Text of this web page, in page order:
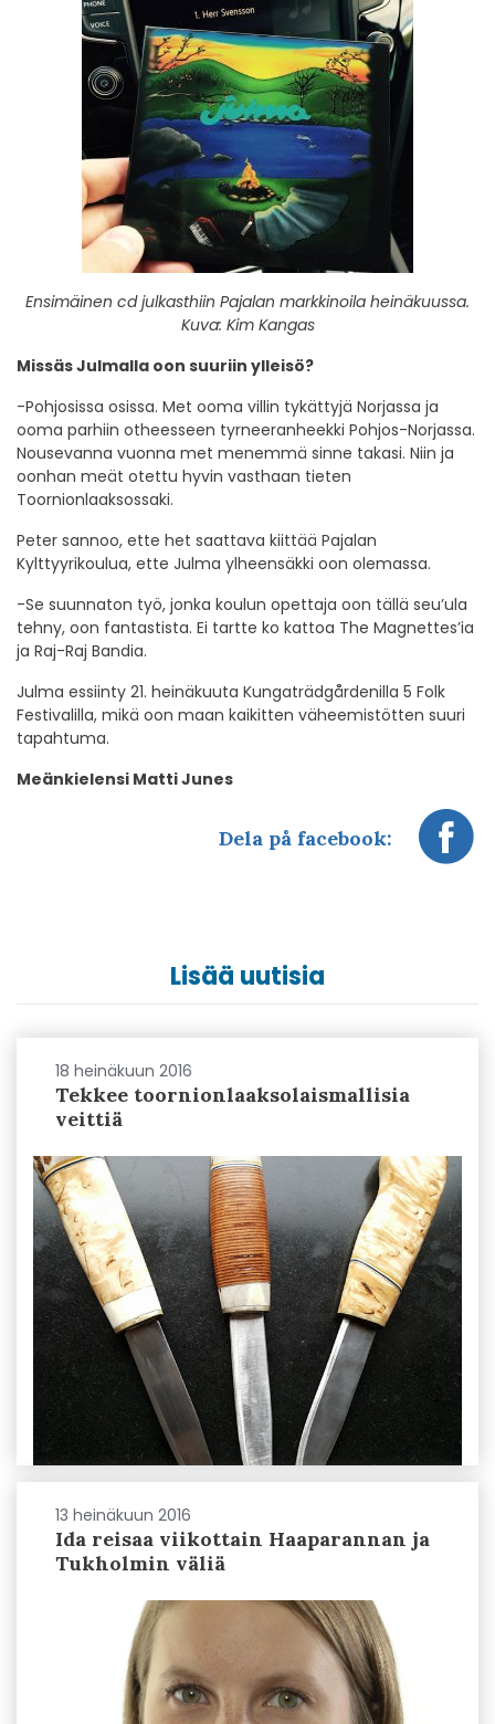
Ensimäinen cd julkasthiin Pajalan markkinoila heinäkuussa.
Kuva: Kim Kangas
Missäs Julmalla oon suuriin ylleisö?
-Pohjosissa osissa. Met ooma villin tykättyjä Norjassa ja
ooma parhiin otheesseen tyrneeranheekki Pohjos-Norjassa.
Nousevanna vuonna met menemmä sinne takasi. Niin ja
oonhan meät otettu hyvin vasthaan tieten
Toornionlaaksossaki.
Peter sannoo, ette het saattava kiittää Pajalan
Kylttyyrikoulua, ette Julma ylheensäkki oon olemassa.
-Se suunnaton työ, jonka koulun opettaja oon tällä seu’ula
tehny, oon fantastista. Ei tartte ko kattoa The Magnettes’ia
ja Raj-Raj Bandia.
Julma essiinty 21. heinäkuuta Kungaträdgårdenilla 5 Folk
Festivalilla, mikä oon maan kaikitten väheemistötten suuri
tapahtuma.
Meänkielensi Matti Junes
Dela på facebook:
Lisää uutisia
18 heinäkuun 2016
Tekkee toornionlaaksolaismallisia
veittiä
13 heinäkuun 2016
Ida reisaa viikottain Haaparannan ja
Tukholmin väliä